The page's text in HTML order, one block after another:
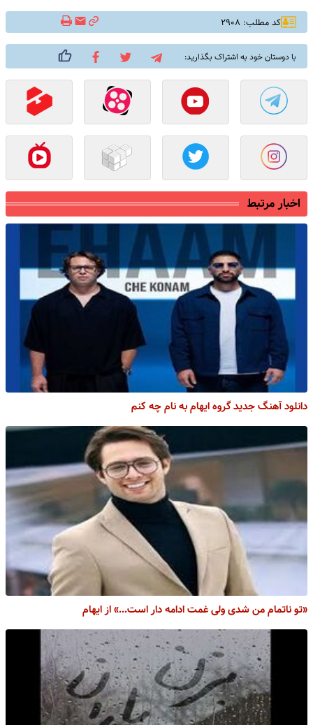
کد مطلب: ۲۹۰۸
با دوستان خود به اشتراک بگذارید:
اخبار مرتبط
دانلود آهنگ جدید گروه ایهام به نام چه کنم
«تو ناتمام من شدی ولی غمت ادامه دار است...» از ایهام